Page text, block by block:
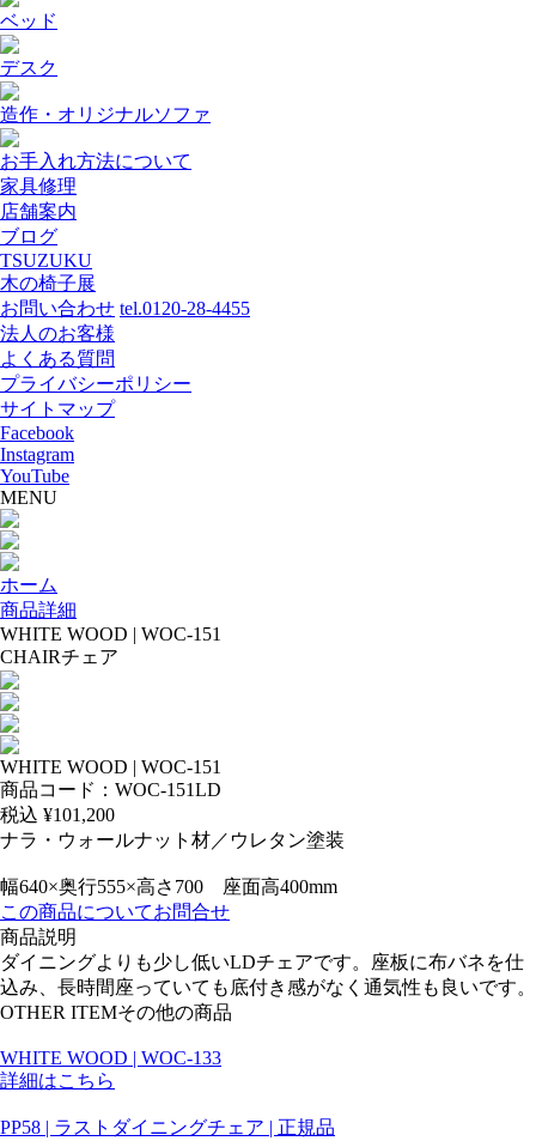
ベッド
デスク
造作・オリジナルソファ
お手入れ方法について
家具修理
店舗案内
ブログ
TSUZUKU
木の椅子展
お問い合わせ tel.0120-28-4455
法人のお客様
よくある質問
プライバシーポリシー
サイトマップ
Facebook
Instagram
YouTube
MENU
ホーム
商品詳細
WHITE WOOD | WOC-151
CHAIRチェア
WHITE WOOD | WOC-151
商品コード：WOC-151LD
税込 ¥101,200
ナラ・ウォールナット材／ウレタン塗装
幅640×奥行555×高さ700 座面高400mm
この商品についてお問合せ
商品説明
ダイニングよりも少し低いLDチェアです。座板に布バネを仕
込み、長時間座っていても底付き感がなく通気性も良いです。
OTHER ITEMその他の商品
WHITE WOOD | WOC-133
詳細はこちら
PP58 | ラストダイニングチェア | 正規品